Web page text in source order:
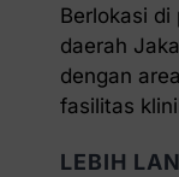
Berlokasi
daerah
dengan
fasilitas
LEBIH